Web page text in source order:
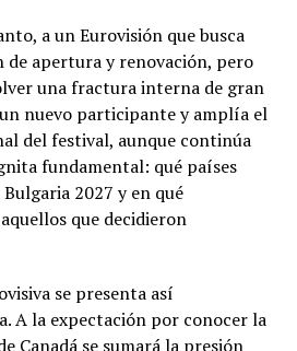
a un Eurovisión que busca
de apertura y renovación, pero
una fractura interna de gran
un nuevo participante y amplía el
del festival, aunque continúa
fundamental: qué países
2027 y en qué
que decidieron
se presenta así
A la expectación por conocer la
Canadá se sumará la presión